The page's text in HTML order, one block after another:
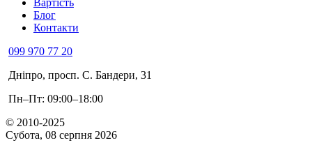
Вартість
Блог
Контакти
099 970 77 20
Дніпро, просп. С. Бандери, 31
Пн–Пт: 09:00–18:00
© 2010-2025
Субота, 08 серпня 2026